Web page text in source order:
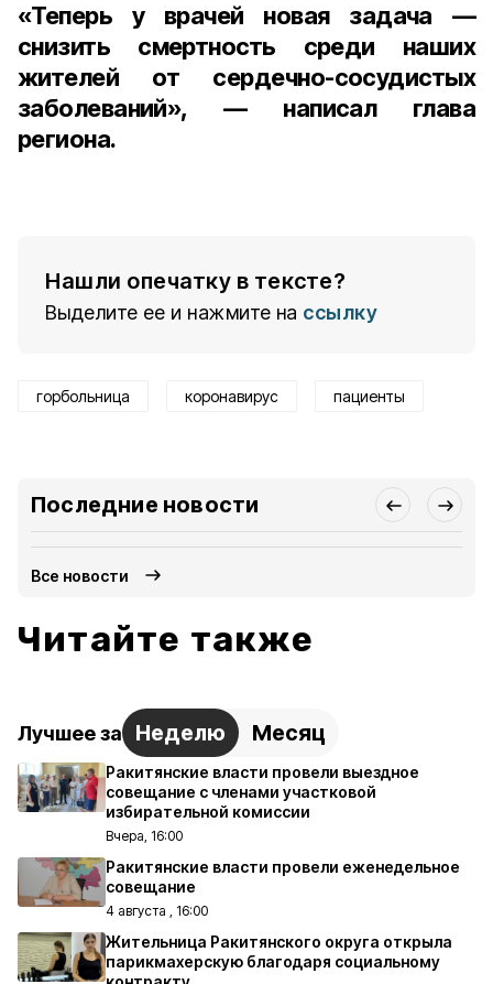
«Теперь у врачей новая задача —
снизить смертность среди наших
жителей от сердечно-сосудистых
заболеваний», — написал глава
региона.
Нашли опечатку в тексте?
Выделите ее и нажмите на ссылку
горбольница коронавирус пациенты
Последние новости
Все новости
Читайте также
Лучшее за Неделю Месяц
Ракитянские власти провели выездное
совещание с членами участковой
избирательной комиссии
Вчера, 16:00
Ракитянские власти провели еженедельное
совещание
4 августа , 16:00
Жительница Ракитянского округа открыла
парикмахерскую благодаря социальному